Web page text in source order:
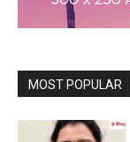
MOST POPULAR